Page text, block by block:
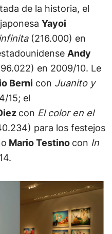
de la historia, el
Yayoi
(216.000) en
Andy
en 2009/10. Le
Berni con Juanito y
15; el
con El color en el
para los festejos
Mario Testino con In